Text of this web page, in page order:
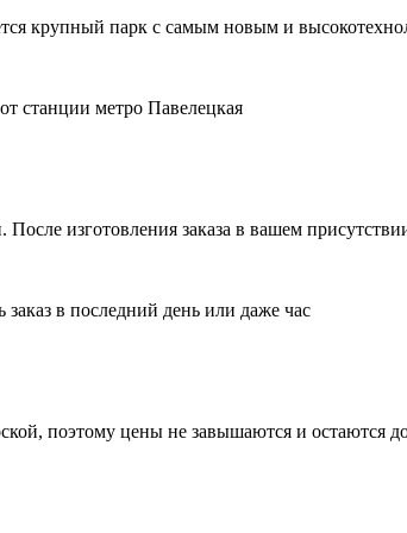
крупный парк с самым новым и
станции метро Павелецкая
изготовления заказа в вашем
в последний день или даже час
поэтому цены не завышаются и остаются